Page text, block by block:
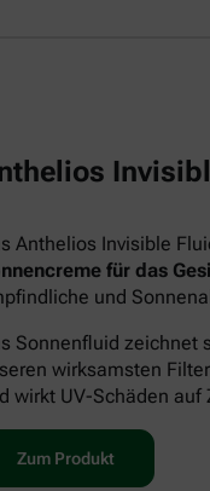
Anthelios Invisible
für das
und
Sonnenfluid zeichnet
wirksamsten
wirkt UV-Schäden auf
Zum Produkt